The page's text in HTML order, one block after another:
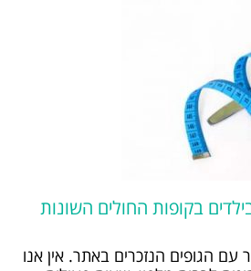
בקופות החולים השונות
הגופים הנזכרים באתר. אין אנו